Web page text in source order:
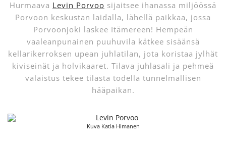
Hurmaava Levin Porvoo sijaitsee ihanassa miljöössä
Porvoon keskustan laidalla, lähellä paikkaa, jossa
Porvoonjoki laskee Itämereen! Hempeän
vaaleanpunainen puuhuvila kätkee sisäänsä
kellarikerroksen upean juhlatilan, jota koristaa jylhät
kiviseinät ja holvikaaret. Tilava juhlasali ja pehmeä
valaistus tekee tilasta todella tunnelmallisen
hääpaikan.
Kuva Katia Himanen